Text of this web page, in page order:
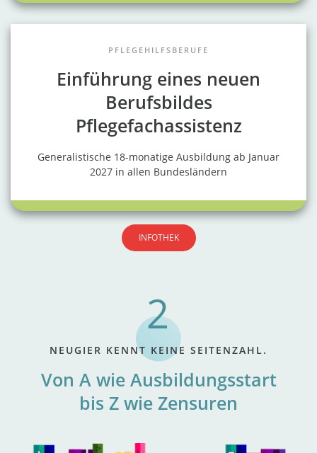
NEUGIER KENNT KEINE SEITENZAHL.
Von A wie Ausbildungsstart
bis Z wie Zensuren
PFLEGEHILFSBERUFE
Einführung eines neuen
Berufsbildes
Pflegefachassistenz
Generalistische 18-monatige Ausbildung ab Januar
2027 in allen Bundesländern
INFOTHEK